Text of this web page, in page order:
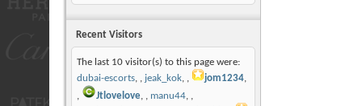
Recent Visitors
The last 10 visitor(s) to this page were:
dubai-escorts, jeak_kok, jom1234,
Jtlovelove, manu44,